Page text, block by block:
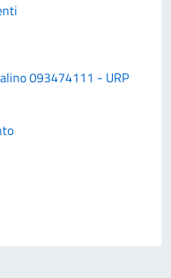
093474111 - URP